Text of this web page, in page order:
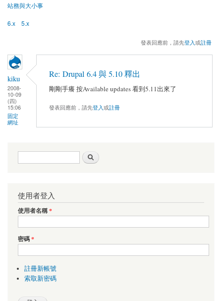
站務與大小事
6.x 5.x
發表回應前，請先登入或註冊
kiku
2008-
10-09
(四)
15:06
固定
網址
Re: Drupal 6.4 與 5.10 釋出
剛剛手癢 按Available updates 看到5.11出來了
發表回應前，請先登入或註冊
搜尋表單
使用者登入
使用者名稱*
密碼*
註冊新帳號
索取新密碼